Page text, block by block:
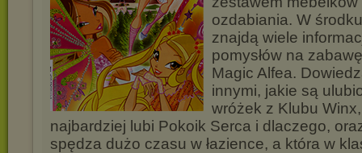
ozdabiania. W
znajdą wiele
pomysłów na
Magic Alfea.
innymi, jakie są
wróżek z Klubu
najbardziej lubi Pokoik Serca i dlaczego,
spędza dużo czasu w łazience, a która w